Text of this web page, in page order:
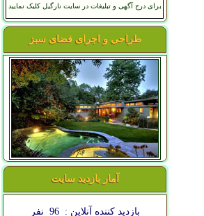
برای درج آگهی و تبلیغات در سایت نارگیل کلیک نمایید
طراحی و اجرای فضای سبز
آمار بازدید سایت
بازدید کننده آنلاین : 96 نفر